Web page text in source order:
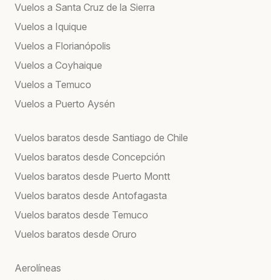
Vuelos a Santa Cruz de la Sierra
Vuelos a Iquique
Vuelos a Florianópolis
Vuelos a Coyhaique
Vuelos a Temuco
Vuelos a Puerto Aysén
Vuelos baratos desde Santiago de Chile
Vuelos baratos desde Concepción
Vuelos baratos desde Puerto Montt
Vuelos baratos desde Antofagasta
Vuelos baratos desde Temuco
Vuelos baratos desde Oruro
Aerolíneas